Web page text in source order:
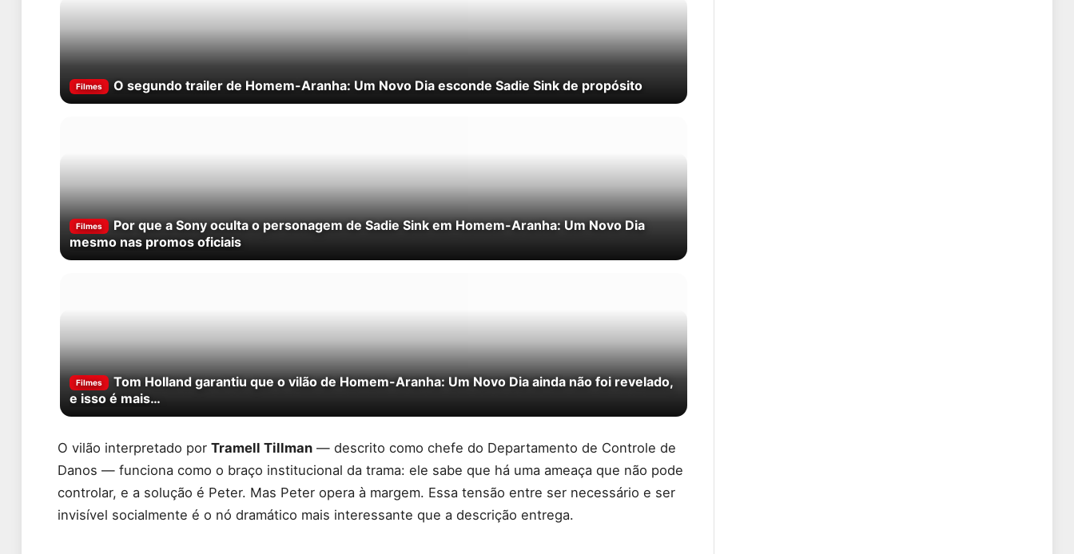
Filmes O segundo trailer de Homem-Aranha: Um Novo Dia esconde Sadie Sink de propósito
Filmes
Por que a Sony oculta o personagem de Sadie Sink em Homem-Aranha: Um Novo Dia
mesmo nas promos oficiais
Filmes
Tom Holland garantiu que o vilão de Homem-Aranha: Um Novo Dia ainda não foi revelado,
e isso é mais…
O vilão interpretado por Tramell Tillman — descrito como chefe do Departamento de Controle de
Danos — funciona como o braço institucional da trama: ele sabe que há uma ameaça que não pode
controlar, e a solução é Peter. Mas Peter opera à margem. Essa tensão entre ser necessário e ser
invisível socialmente é o nó dramático mais interessante que a descrição entrega.